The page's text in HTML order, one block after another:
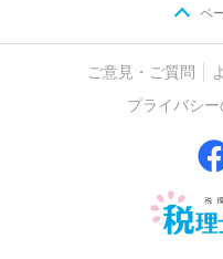
ペ
ご意見・ご質問
プライバシ